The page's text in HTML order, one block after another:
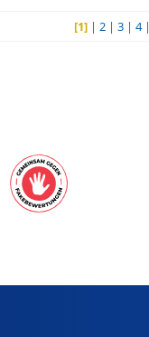
[1] |2 |3 |4|